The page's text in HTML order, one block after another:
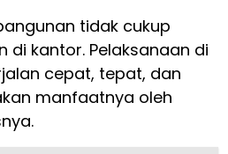
tidak cukup
di kantor. Pelaksanaan di
cepat, tepat, dan
manfaatnya oleh